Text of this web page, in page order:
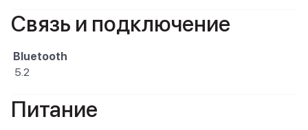
Связь и подключение
Bluetooth
5.2
Питание